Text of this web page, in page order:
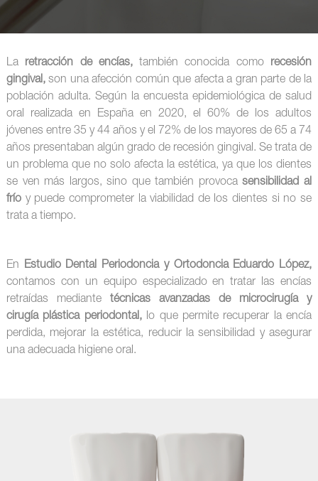
La retracción de encías,también conocida como recesión
gingival,son una afección común que afecta a gran parte de la
población adulta. Según la encuesta epidemiológica de salud
oral realizada en España en 2020, el 60% de los adultos
jóvenes entre 35 y 44 años y el 72% de los mayores de 65 a 74
años presentaban algún grado de recesión gingival. Se trata de
un problema que no solo afecta la estética, ya que los dientes
se ven más largos, sino que también provocasensibilidad al
fríoy puede comprometer la viabilidad de los dientes si no se
trata a tiempo.
En Estudio Dental Periodoncia y Ortodoncia Eduardo López,
contamos con un equipo especializado en tratar las encías
retraídas mediante técnicas avanzadas de microcirugía y
cirugía plástica periodontal,lo que permite recuperar la encía
perdida, mejorar la estética, reducir la sensibilidad y asegurar
una adecuada higiene oral.